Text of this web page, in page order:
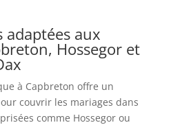
adaptées aux
Hossegor et
à Capbreton offre un
couvrir les mariages dans
comme Hossegor ou